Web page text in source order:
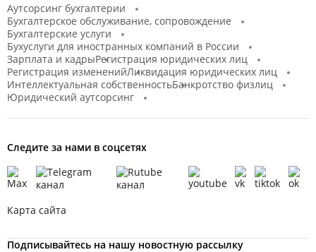
Аутсорсинг бухгалтерии
Бухгалтерское обслуживание, сопровождение
Бухгалтерские услуги
Бухуслуги для иностранных компаний в России
Зарплата и кадрыРегистрация юридических лиц
Регистрация измененийЛиквидация юридических лиц
Интеллектуальная собственностьБанкротство физлиц
Юридический аутсорсинг
Следите за нами в соцсетях
Карта сайта
Подписывайтесь на нашу новостную рассылку